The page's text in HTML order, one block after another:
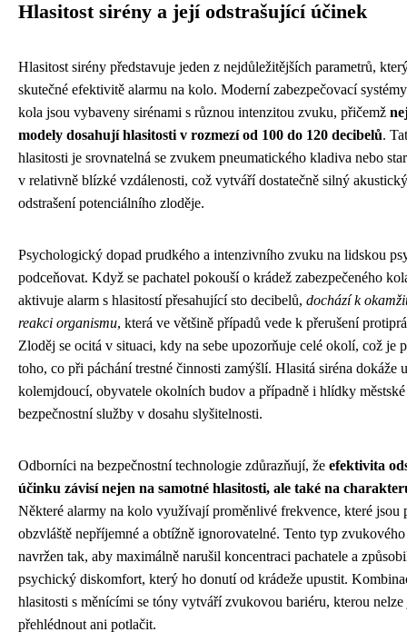
Hlasitost sirény a její odstrašující účinek
Hlasitost sirény představuje jeden z nejdůležitějších parametrů,
skutečné efektivitě alarmu na kolo. Moderní zabezpečovací
kola jsou vybaveny sirénami s různou intenzitou zvuku, přičemž
modely dosahují hlasitosti v rozmezí od 100 do 120 decibelů.
hlasitosti je srovnatelná se zvukem pneumatického kladiva nebo
v relativně blízké vzdálenosti, což vytváří dostatečně silný
odstrašení potenciálního zloděje.
Psychologický dopad prudkého a intenzivního zvuku na lidskou
podceňovat. Když se pachatel pokouší o krádež zabezpečeného
aktivuje alarm s hlasitostí přesahující sto decibelů, dochází k
reakci organismu, která ve většině případů vede k přerušení
Zloděj se ocitá v situaci, kdy na sebe upozorňuje celé okolí, což je
toho, co při páchání trestné činnosti zamýšlí. Hlasitá siréna dokáže
kolemjdoucí, obyvatele okolních budov a případně i hlídky
bezpečnostní služby v dosahu slyšitelnosti.
Odborníci na bezpečnostní technologie zdůrazňují, že efektivita
účinku závisí nejen na samotné hlasitosti, ale také na
Některé alarmy na kolo využívají proměnlivé frekvence, které jsou
obzvláště nepříjemné a obtížně ignorovatelné. Tento typ
navržen tak, aby maximálně narušil koncentraci pachatele a
psychický diskomfort, který ho donutí od krádeže upustit.
hlasitosti s měnícími se tóny vytváří zvukovou bariéru, kterou nelze
přehlédnout ani potlačit.